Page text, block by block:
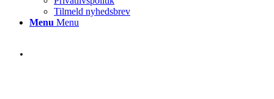
Tilmeld nyhedsbrev
Menu Menu